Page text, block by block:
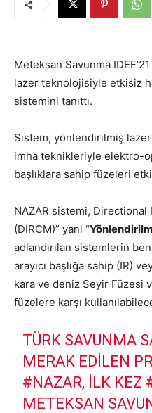
Meteksan Savunma
lazer teknolojisiyle etkisiz
sistemini tanıttı.
Sistem, yönlendirilmiş
imha teknikleriyle elektro-
başlıklara sahip füzeleri
NAZAR sistemi,
(DIRCM)” yani “
adlandırılan sistemlerin
arayıcı başlığa sahip (IR)
kara ve deniz Seyir Füzesi
füzelere karşı
TÜRK SAVUNMA
MERAK EDILEN
#NAZAR, ILK KEZ
METEKSAN